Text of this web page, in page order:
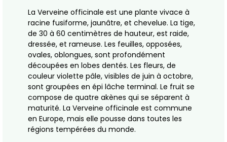
La Verveine officinale est une plante vivace à
racine fusiforme, jaunâtre, et chevelue. La tige,
de 30 à 60 centimètres de hauteur, est raide,
dressée, et rameuse. Les feuilles, opposées,
ovales, oblongues, sont profondément
découpées en lobes dentés. Les fleurs, de
couleur violette pâle, visibles de juin à octobre,
sont groupées en épi lâche terminal. Le fruit se
compose de quatre akènes qui se séparent à
maturité. La Verveine officinale est commune
en Europe, mais elle pousse dans toutes les
régions tempérées du monde.